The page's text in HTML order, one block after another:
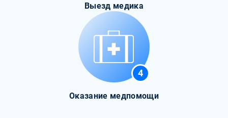
Выезд медика
4
Оказание медпомощи